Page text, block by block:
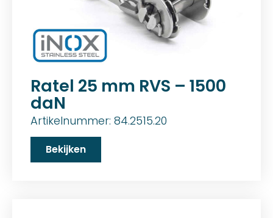
Ratel 25 mm RVS – 1500
daN
Artikelnummer: 84.2515.20
Bekijken